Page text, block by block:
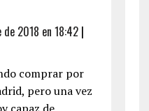
2018 en 18:42|
comprar por
pero una vez